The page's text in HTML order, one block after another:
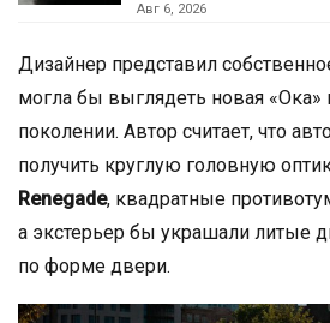
Авг 6, 2026
Дизайнер представил
могла бы выглядеть новая
поколении. Автор считает, что
получить круглую головную
Renegade, квадратные
а экстерьер бы украшали литые
по форме двери.